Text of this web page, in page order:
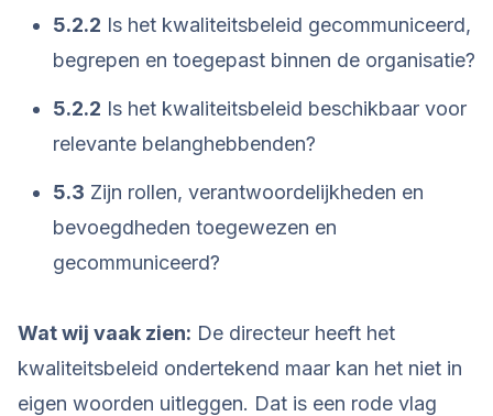
5.2.2 Is het kwaliteitsbeleid gecommuniceerd,
begrepen en toegepast binnen de organisatie?
5.2.2 Is het kwaliteitsbeleid beschikbaar voor
relevante belanghebbenden?
5.3 Zijn rollen, verantwoordelijkheden en
bevoegdheden toegewezen en
gecommuniceerd?
Wat wij vaak zien: De directeur heeft het
kwaliteitsbeleid ondertekend maar kan het niet in
eigen woorden uitleggen. Dat is een rode vlag